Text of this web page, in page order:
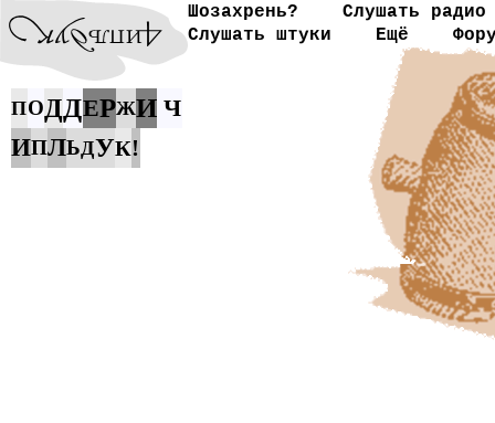
Шозахрень?
Слушать радио
Слушать штуки
Ещё
ПОДДЕРЖИ Ч
ИПЛЬДУК!